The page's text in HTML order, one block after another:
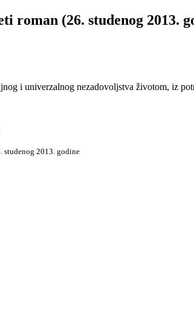
roman (26. studenog 2013.
i univerzalnog nezadovoljstva životom, iz
studenog 2013. godine